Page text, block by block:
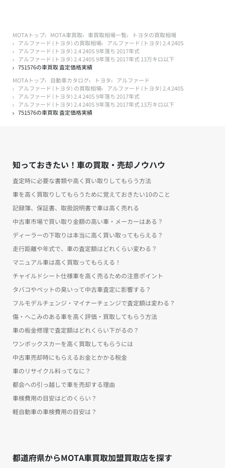
MOTAトップ MOTA車買取 車買取相場一覧
トヨタの買取相場
アルファード (トヨタ) の買取相場
アルファード (トヨタ) 2.4 240S
アルファード (トヨタ) 2.4 240S 9年落ち 2017年式
アルファード (トヨタ) 2.4 240S 9年落ち 2017年式 13万キロ以下
751576の車買取 査定価格実績
MOTAトップ
自動車カタログ トヨタ
アルファード
アルファード (トヨタ) の買取相場
アルファード (トヨタ) 2.4 240S
アルファード (トヨタ) 2.4 240S 9年落ち 2017年式
アルファード (トヨタ) 2.4 240S 9年落ち 2017年式 13万キロ以下
751576の車買取 査定価格実績
知っておきたい！車の買取・売却ノウハウ
査定時に必要な書類や高く買い取りしてもらう方法
車を高く買取りしてもらうために覚えておきたい10のこと
記録簿、保証書、取扱説明書で車は高く売れる
中古車市場で買い取り金額の高い車・メーカーはある？
ディーラーの下取りは本当に高く買い取ってもらえる？
走行距離や年式で、車の査定額はどれくらい変わる？
マニュアル車は高く買取ってもらえる！
チャイルドシート仕様車を高く売るための注意ポイント
タバコやペットの臭いって中古車査定に影響する？
フルモデルチェンジ・マイナーチェンジで査定額は変わる？
傷・へこみのある車を高く評価・買取してもらう方法
車の板金修理で査定額はどれくらい下がるの？
ワンボックスカーを高く買取してもらうには
中古車売却時にもらえるお金とかかる税金
車のリサイクル料ってなに？
都会への引っ越しで車を売却する理由
車検費用の目安はどのくらい？
軽自動車の車検費用の目安は？
都道府県からMOTA車買取加盟買取店を探す